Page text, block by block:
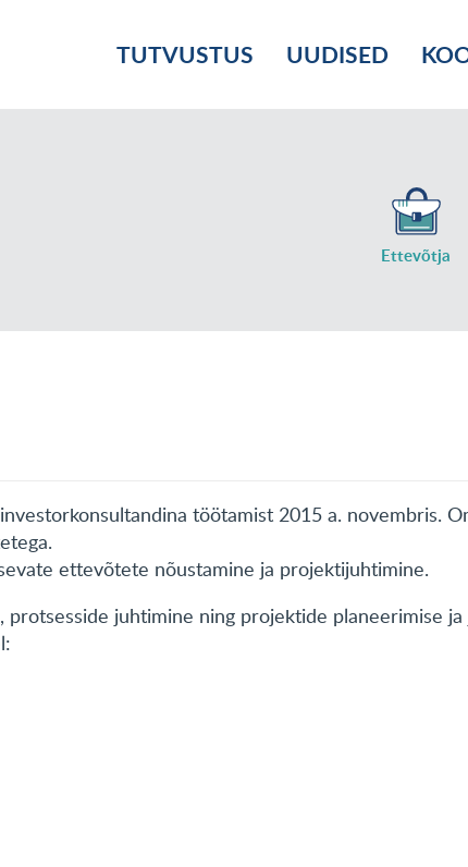
TUTVUSTUS UUDISED
Ettevõtja
töötamist 2015 a. novembris.
ettevõtete nõustamine ja projektijuhtimine.
protsesside juhtimine ning projektide planeerimise